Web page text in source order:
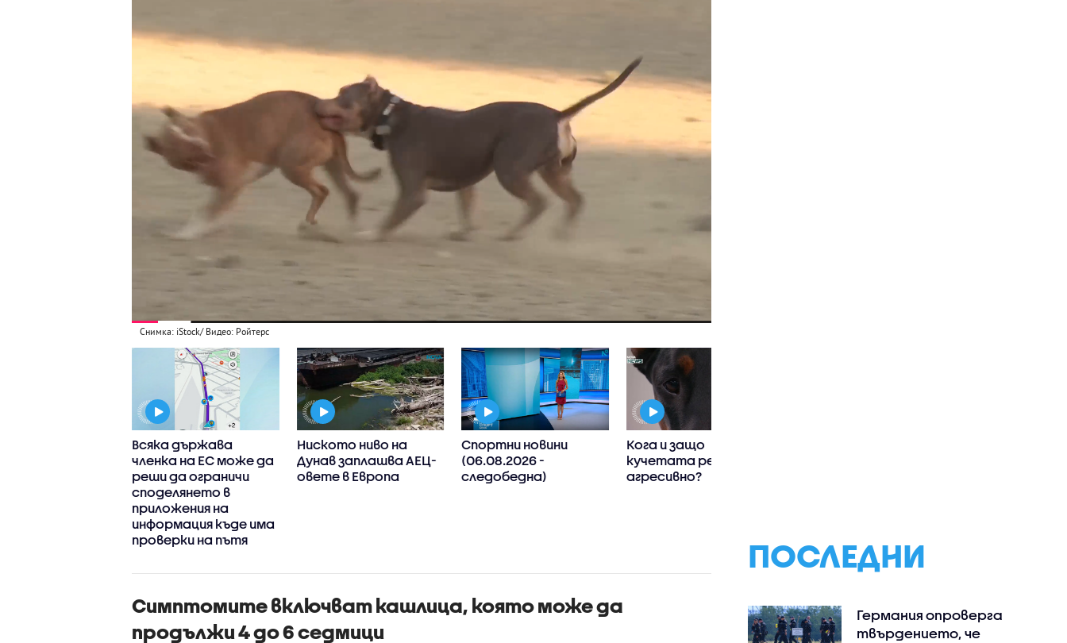
Снимка: iStock/ Видео: Ройтерс
Всяка държава
членка на ЕС може да
реши да ограничи
споделянето в
приложения на
информация къде има
проверки на пътя
Ниското ниво на
Дунав заплашва АЕЦ-
овете в Европа
Спортни новини
(06.08.2026 -
следобедна)
Кога и защо
кучетата реагират
агресивно?
Симптомите включват кашлица, която може да
продължи 4 до 6 седмици
ПОСЛЕДНИ
Германия опроверга
твърдението, че